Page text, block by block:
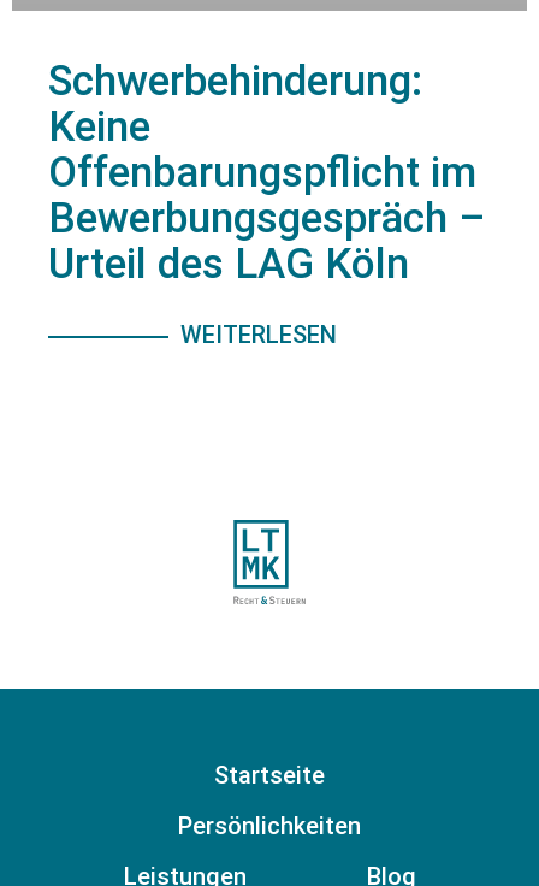
Schwerbehinderung:
Keine
Offenbarungspflicht im
Bewerbungsgespräch –
Urteil des LAG Köln
WEITERLESEN
Startseite
Persönlichkeiten
Leistungen
Blog